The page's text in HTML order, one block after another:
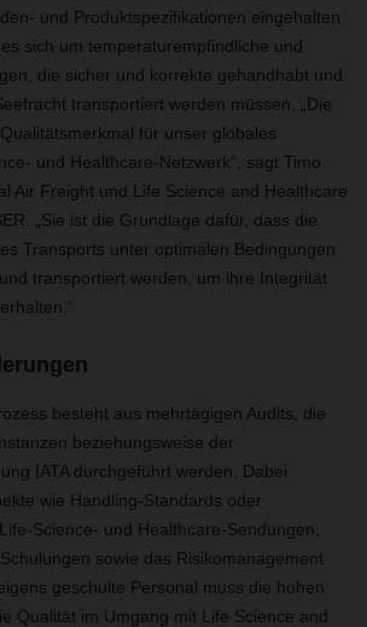
und Produktspezifikationen eingehalten
sich um temperaturempfindliche und
die sicher und korrekte gehandhabt und
transportiert werden müssen. „Die
für unser globales
und Healthcare-Netzwerk“, sagt Timo
Air Freight und Life Science and Healthcare
„Sie ist die Grundlage dafür, dass die
Transports unter optimalen Bedingungen
transportiert werden, um ihre Integrität
besteht aus mehrtägigen Audits, die
beziehungsweise der
IATA durchgeführt werden. Dabei
wie Handling-Standards oder
Science- und Healthcare-Sendungen,
sowie das Risikomanagement
geschulte Personal muss die hohen
Qualität im Umgang mit Life Science and